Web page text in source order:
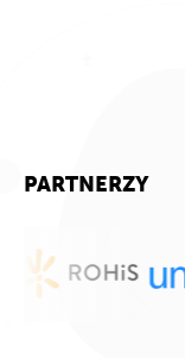
PARTNERZY